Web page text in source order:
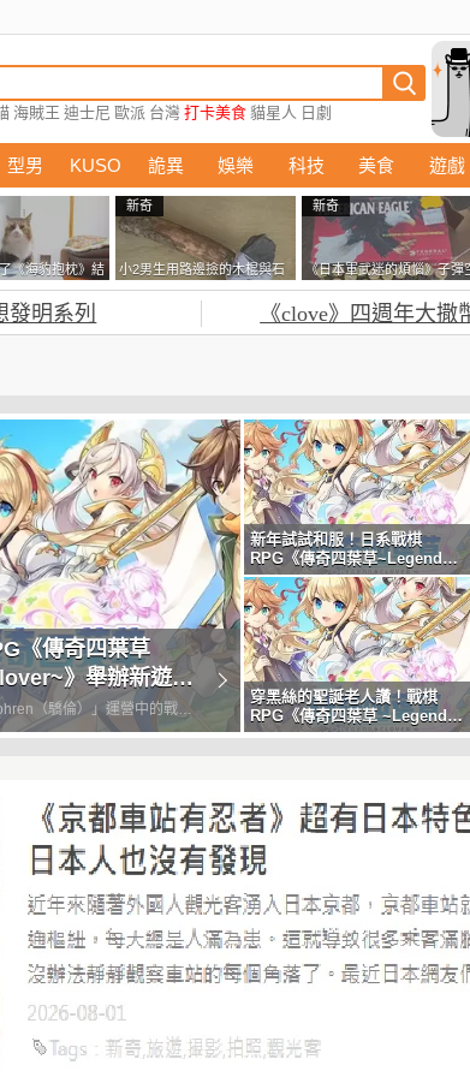
海賊王 迪士尼 歐派 台灣 打卡美食 貓星人 日劇
型男 KUSO 詭異 娛樂 科技 美食 遊戲
《海豹抱枕》結
，海豹一整個走
新奇
小2男生用路邊撿的木棍與石
頭做成了《石斧》馬麻打開書
西！？
新奇
《日本軍武迷的煩惱》子彈
盒在日本超級貴 美國網友直
接一大箱寄給他了
發明系列 《clove》四週年大撒
《傳奇四葉草
》舉辦新遊戲
（驕倫）」運營中的戰棋
~Legend Clove~》將於2023
門等您熟悉的女主角們悉數登場！ 原汁原味的內...
新年試試和服！日系戰棋
RPG《傳奇四葉草~Legend
Clover~》舉辦新年特別活動！
穿黑絲的聖誕老人讚！戰棋
RPG《傳奇四葉草 ~Legend
Clover~》舉辦聖誕節特別活